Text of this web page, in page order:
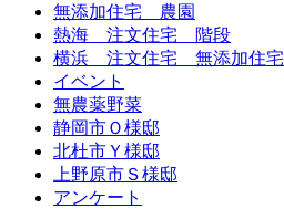
無添加住宅 農園
熱海 注文住宅 階段
横浜 注文住宅 無添加住宅
イベント
無農薬野菜
静岡市Ｏ様邸
北杜市Ｙ様邸
上野原市Ｓ様邸
アンケート